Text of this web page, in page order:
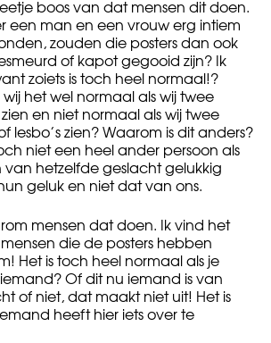
boos van dat mensen dit doen.
een man en een vrouw erg intiem
zouden die posters dan ook
of kapot gegooid zijn? Ik
zoiets is toch heel normaal!?
het wel normaal als wij twee
en niet normaal als wij twee
lesbo’s zien? Waarom is dit anders?
niet een heel ander persoon als
van hetzelfde geslacht gelukkig
geluk en niet dat van ons.
mensen dat doen. Ik vind het
die de posters hebben
Het is toch heel normaal als je
Of dit nu iemand is van
of niet, dat maakt niet uit! Het is
heeft hier iets over te